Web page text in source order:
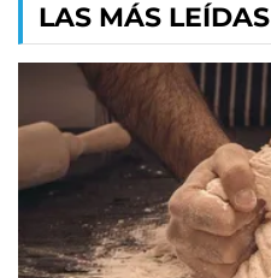
LAS MÁS LEÍDAS